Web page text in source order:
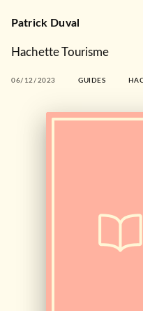
Patrick Duval
Hachette Tourisme
06/12/2023 GUIDES